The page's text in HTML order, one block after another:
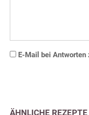
E-Mail bei
ÄHNLICHE REZEPTE